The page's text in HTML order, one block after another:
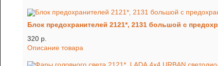
Блок предохранителей 2121*, 2131 большой с
320 p.
Описание товара